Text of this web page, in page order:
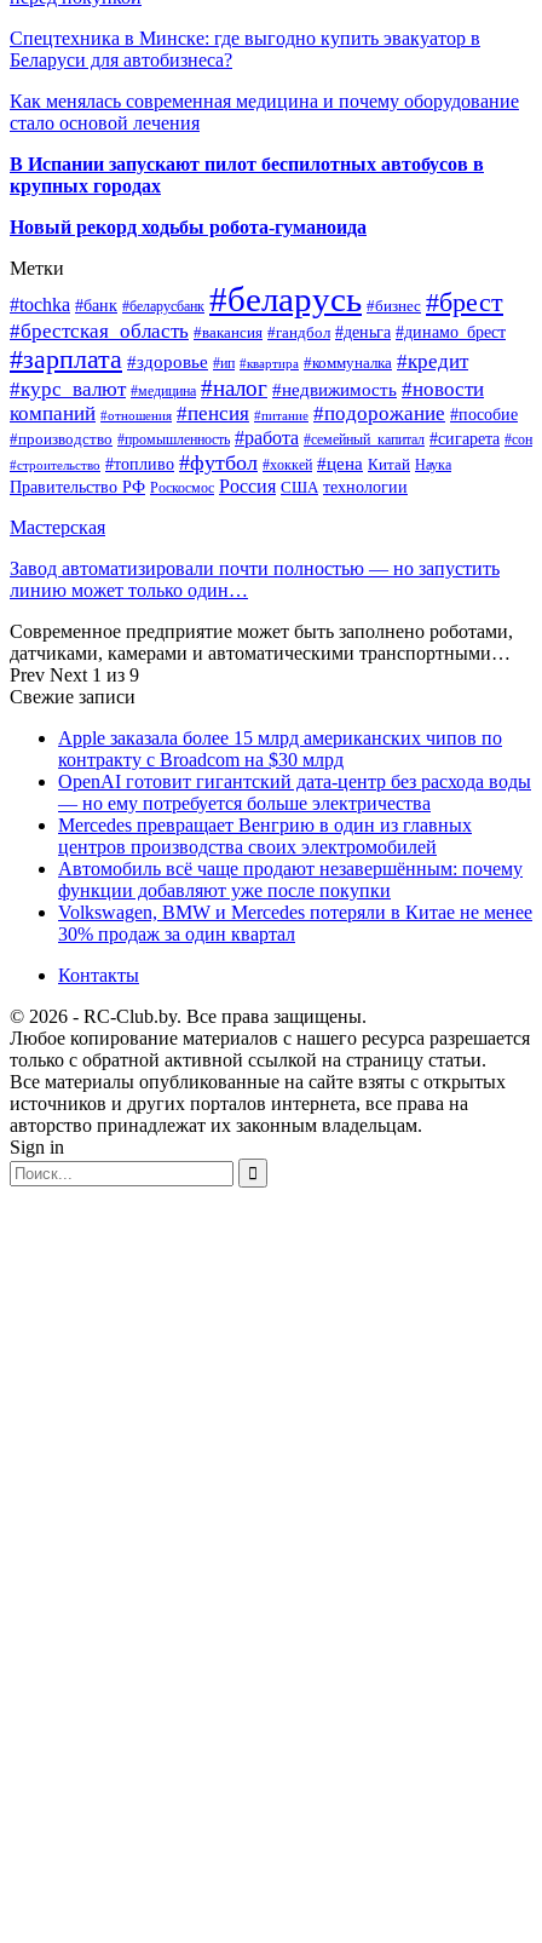
Спецтехника в Минске: где выгодно купить эвакуатор в
Беларуси для автобизнеса?
Как менялась современная медицина и почему оборудование
стало основой лечения
В Испании запускают пилот беспилотных автобусов в
крупных городах
Новый рекорд ходьбы робота-гуманоида
Метки
#tochka #банк #беларусбанк #беларусь #бизнес #брест
#брестская_область #вакансия #гандбол #деньга #динамо_брест
#зарплата #здоровье #ип #квартира #коммуналка #кредит
#курс_валют #медицина #налог #недвижимость #новости
компаний #отношения #пенсия #питание #подорожание #пособие
#производство #промышленность #работа #семейный_капитал #сигарета #сон
#строительство #топливо #футбол #хоккей #цена Китай Наука
Правительство РФ Роскосмос Россия США технологии
Мастерская
Завод автоматизировали почти полностью — но запустить
линию может только один…
Современное предприятие может быть заполнено роботами,
датчиками, камерами и автоматическими транспортными…
Prev Next 1 из 9
Свежие записи
Apple заказала более 15 млрд американских чипов по
контракту с Broadcom на $30 млрд
OpenAI готовит гигантский дата-центр без расхода воды
— но ему потребуется больше электричества
Mercedes превращает Венгрию в один из главных
центров производства своих электромобилей
Автомобиль всё чаще продают незавершённым: почему
функции добавляют уже после покупки
Volkswagen, BMW и Mercedes потеряли в Китае не менее
30% продаж за один квартал
Контакты
© 2026 - RC-Club.by. Все права защищены.
Любое копирование материалов с нашего ресурса разрешается
только с обратной активной ссылкой на страницу статьи.
Все материалы опубликованные на сайте взяты с открытых
источников и других порталов интернета, все права на
авторство принадлежат их законным владельцам.
Sign in